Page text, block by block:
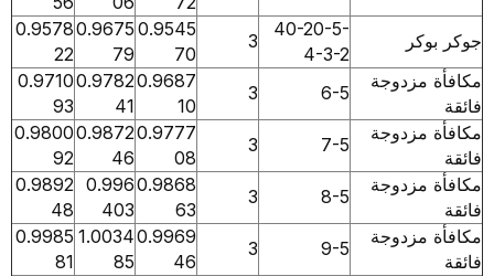
40-20-5-
4-3-2
3
0.9545
70
0.9675
79
0.9578
22
6-5
3
0.9687
10
0.9782
41
0.9710
93
7-5
3
0.9777
08
0.9872
46
0.9800
92
8-5
3
0.9868
63
0.996
403
0.9892
48
9-5
3
0.9969
46
1.0034
85
0.9985
81